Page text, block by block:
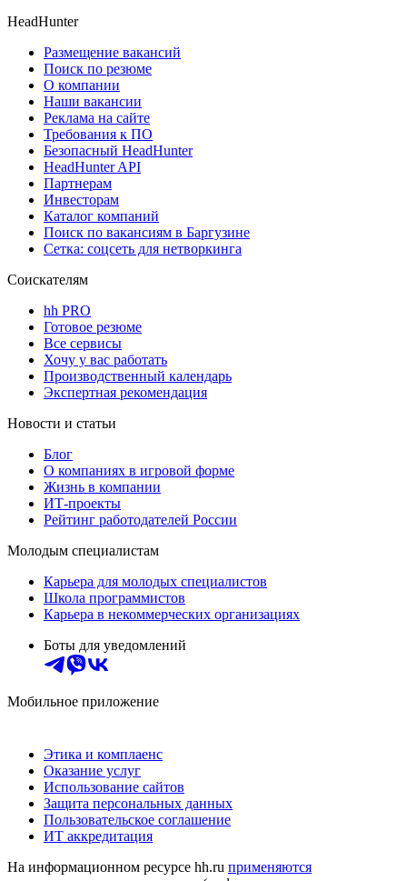
HeadHunter
Размещение вакансий
Поиск по резюме
О компании
Наши вакансии
Реклама на сайте
Требования к ПО
Безопасный HeadHunter
HeadHunter API
Партнерам
Инвесторам
Каталог компаний
Поиск по вакансиям в Баргузине
Сетка: соцсеть для нетворкинга
Соискателям
hh PRO
Готовое резюме
Все сервисы
Хочу у вас работать
Производственный календарь
Экспертная рекомендация
Новости и статьи
Блог
О компаниях в игровой форме
Жизнь в компании
ИТ-проекты
Рейтинг работодателей России
Молодым специалистам
Карьера для молодых специалистов
Школа программистов
Карьера в некоммерческих организациях
Боты для уведомлений
Мобильное приложение
Этика и комплаенс
Оказание услуг
Использование сайтов
Защита персональных данных
Пользовательское соглашение
ИТ аккредитация
На информационном ресурсе hh.ru применяются